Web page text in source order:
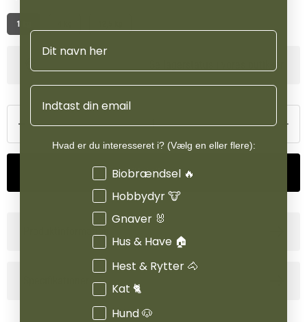
foderkuglerne. Dette gør måltidet ekstra attraktivt for kræsne
hunde. Også serveret som tørfoder imponerer Belcando finest
croc med sin fremragende smag.
1 kg
Se lagerstatus i vores butikker
Tilføj til kurv
Navn
Email
Hvad er du interesseret i? (Vælg en eller flere):
Interesser
Biobrændsel 🔥
Hobbydyr 🐮
Gnaver 🐰
Hus & Have 🏠
Hest & Rytter 🐴
Kat 🐈
Hund 🐶